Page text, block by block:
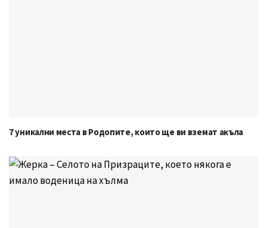
7 уникални места в Родопите, които ще ви вземат акъла